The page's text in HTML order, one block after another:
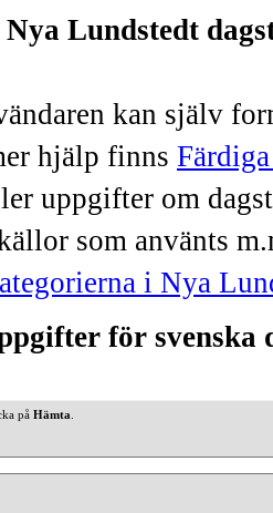
Lundstedt
kan själv
hjälp finns
uppgifter om
som använts
i Nya
för svenska
på Hämta